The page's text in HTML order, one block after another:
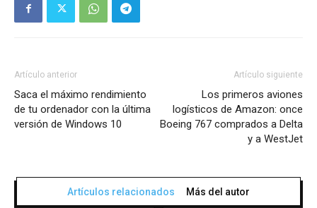
Artículo anterior
Saca el máximo rendimiento
de tu ordenador con la última
versión de Windows 10
Artículo siguiente
Los primeros aviones
logísticos de Amazon: once
Boeing 767 comprados a Delta
y a WestJet
Artículos relacionados Más del autor